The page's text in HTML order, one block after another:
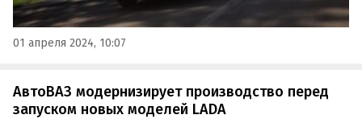
01 апреля 2024, 10:07
АвтоВАЗ модернизирует производство перед
запуском новых моделей LADA